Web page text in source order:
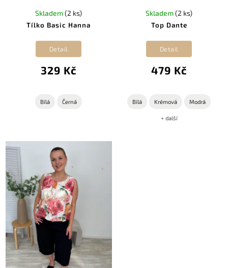
Tílko Basic Hanna
Skladem(2 ks)
329 Kč
Detail
Bílá Černá
Top Dante
Skladem(2 ks)
479 Kč
Detail
Bílá Krémová Modrá
+ další